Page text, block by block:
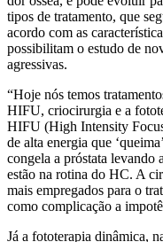
tipos de tratamento, que
acordo com as
possibilitam o estudo de
agressivas.
“Hoje nós temos
HIFU, criocirurgia e a
HIFU (High Intensity
de alta energia que
congela a próstata levando
estão na rotina do HC. A
mais empregados para o
como complicação a
Já a fototerapia dinâmica,